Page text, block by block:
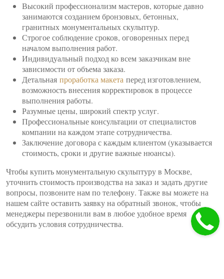
Высокий профессионализм мастеров, которые давно
занимаются созданием бронзовых, бетонных,
гранитных монументальных скульптур.
Строгое соблюдение сроков, оговоренных перед
началом выполнения работ.
Индивидуальный подход ко всем заказчикам вне
зависимости от объема заказа.
Детальная проработка макета перед изготовлением,
возможность внесения корректировок в процессе
выполнения работы.
Разумные цены, широкий спектр услуг.
Профессиональные консультации от специалистов
компании на каждом этапе сотрудничества.
Заключение договора с каждым клиентом (указывается
стоимость, сроки и другие важные нюансы).
Чтобы купить монументальную скульптуру в Москве,
уточнить стоимость производства на заказ и задать другие
вопросы, позвоните нам по телефону. Также вы можете на
нашем сайте оставить заявку на обратный звонок, чтобы
менеджеры перезвонили вам в любое удобное время
обсудить условия сотрудничества.